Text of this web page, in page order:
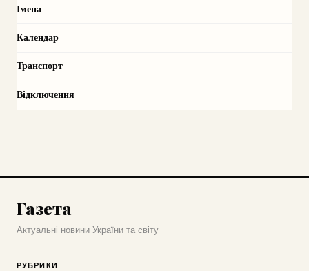
Імена
Календар
Транспорт
Відключення
Газета
Актуальні новини України та світу
РУБРИКИ